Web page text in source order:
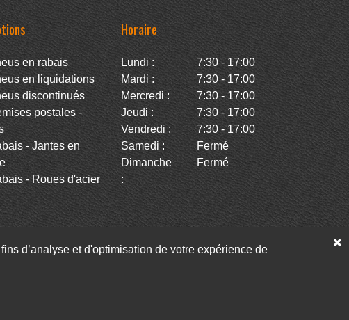
en rabais
en liquidations
discontinués
postales -
- Jantes en
- Roues d'acier
Horaire
Lundi :
7:30 - 17:00
Mardi :
7:30 - 17:00
Mercredi :
7:30 - 17:00
Jeudi :
7:30 - 17:00
Vendredi :
7:30 - 17:00
Samedi :
Fermé
Dimanche
:
Fermé
d’analyse et d'optimisation de votre expérience de